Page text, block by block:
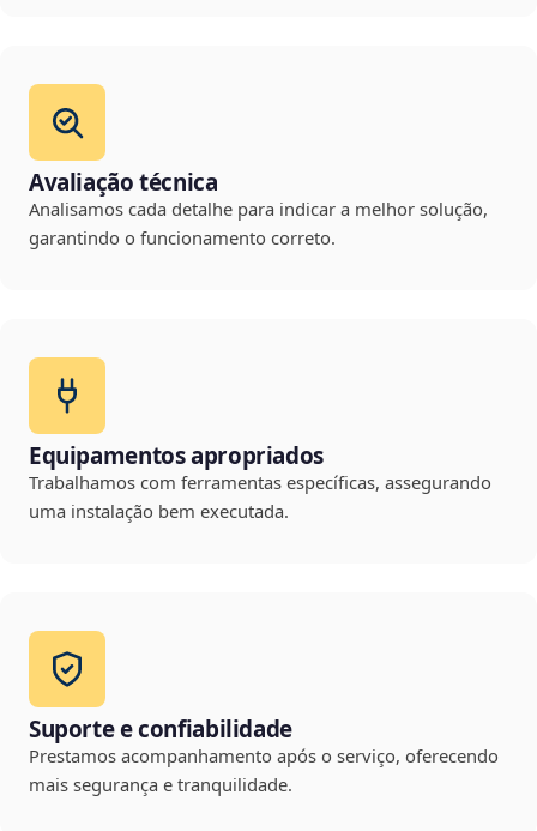
Avaliação técnica
Analisamos cada detalhe para indicar a melhor solução,
garantindo o funcionamento correto.
Equipamentos apropriados
Trabalhamos com ferramentas específicas, assegurando
uma instalação bem executada.
Suporte e confiabilidade
Prestamos acompanhamento após o serviço, oferecendo
mais segurança e tranquilidade.